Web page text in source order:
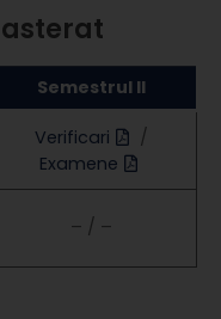
Semestrul II
Verificari
/
Examene
– / –